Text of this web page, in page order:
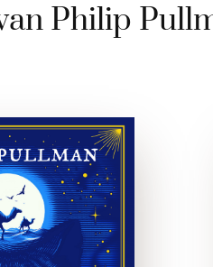
Philip
van Stof,
deel 3: Het
rozenveld
paperback